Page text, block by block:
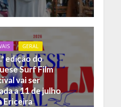
GERAL
edição do
Surf Film
vai ser
a 11 de julho
Ericeira